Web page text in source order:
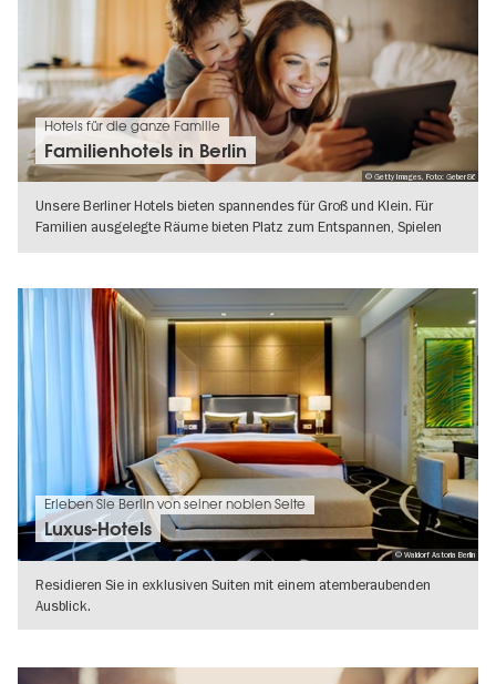
© Getty Images, Foto: Geber86
Hotels für die ganze Familie
Familienhotels in Berlin
Unsere Berliner Hotels bieten spannendes für Groß und Klein. Für
Familien ausgelegte Räume bieten Platz zum Entspannen, Spielen
© Waldorf Astoria Berlin
Erleben Sie Berlin von seiner noblen Seite
Luxus-Hotels
Residieren Sie in exklusiven Suiten mit einem atemberaubenden
Ausblick.